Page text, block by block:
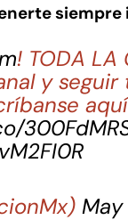
! TODA LA
y
May